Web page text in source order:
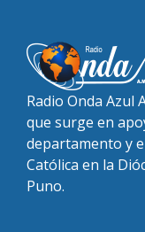
Radio Onda Azul
que surge en
departamento y
Católica en la
Puno.